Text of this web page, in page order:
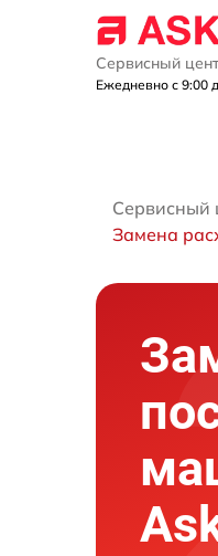
Сервисный
Ежедневно с 9:00
Сервисный
Замена